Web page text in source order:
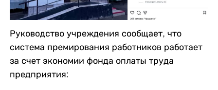
Руководство учреждения сообщает, что
система премирования работников работает
за счет экономии фонда оплаты труда
предприятия: